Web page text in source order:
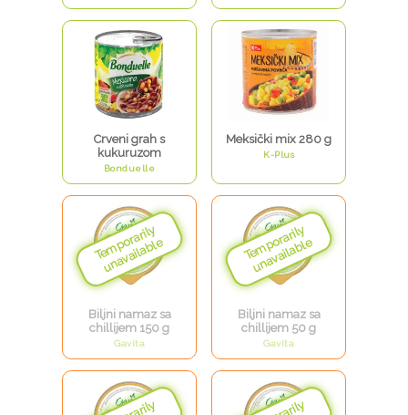
Crveni grah s
kukuruzom
Bonduelle
Meksički mix 280 g
K-Plus
Biljni namaz sa
chillijem 150 g
Gavita
Biljni namaz sa
chillijem 50 g
Gavita